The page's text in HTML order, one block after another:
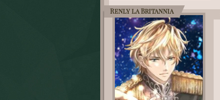
Renly la Britannia